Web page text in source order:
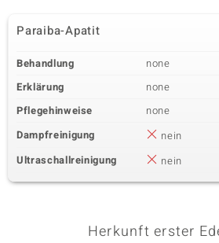
Paraiba-Apatit
Behandlung
none
Erklärung
none
Pflegehinweise
none
Dampfreinigung
nein
Ultraschallreinigung
nein
Herkunft erster